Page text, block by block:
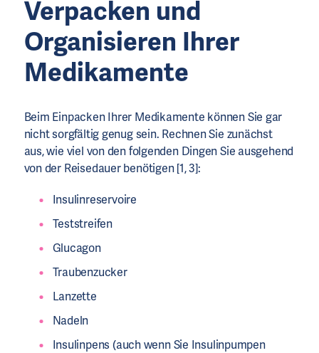
Verpacken und
Organisieren Ihrer
Medikamente
Beim Einpacken Ihrer Medikamente können Sie gar
nicht sorgfältig genug sein. Rechnen Sie zunächst
aus, wie viel von den folgenden Dingen Sie ausgehend
von der Reisedauer benötigen [1, 3]:
Insulinreservoire
Teststreifen
Glucagon
Traubenzucker
Lanzette
Nadeln
Insulinpens (auch wenn Sie Insulinpumpen